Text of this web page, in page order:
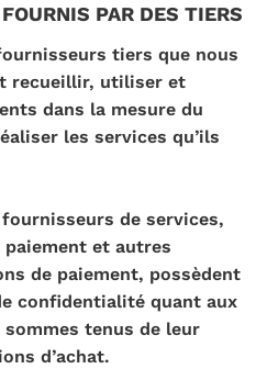
PAR DES TIERS
tiers que nous
recueillir, utiliser et
dans la mesure du
les services qu’ils
de services,
paiement et autres
de paiement, possèdent
confidentialité quant aux
tenus de leur
d’achat.